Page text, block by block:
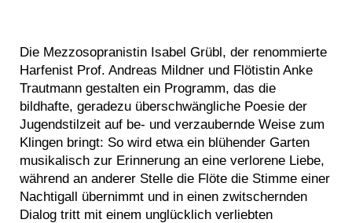
Die Mezzosopranistin Isabel Grübl, der renommierte
Harfenist Prof. Andreas Mildner und Flötistin Anke
Trautmann gestalten ein Programm, das die
bildhafte, geradezu überschwängliche Poesie der
Jugendstilzeit auf be- und verzaubernde Weise zum
Klingen bringt: So wird etwa ein blühender Garten
musikalisch zur Erinnerung an eine verlorene Liebe,
während an anderer Stelle die Flöte die Stimme einer
Nachtigall übernimmt und in einen zwitschernden
Dialog tritt mit einem unglücklich verliebten